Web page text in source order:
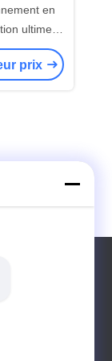
en
ultime
de l'eau
prix